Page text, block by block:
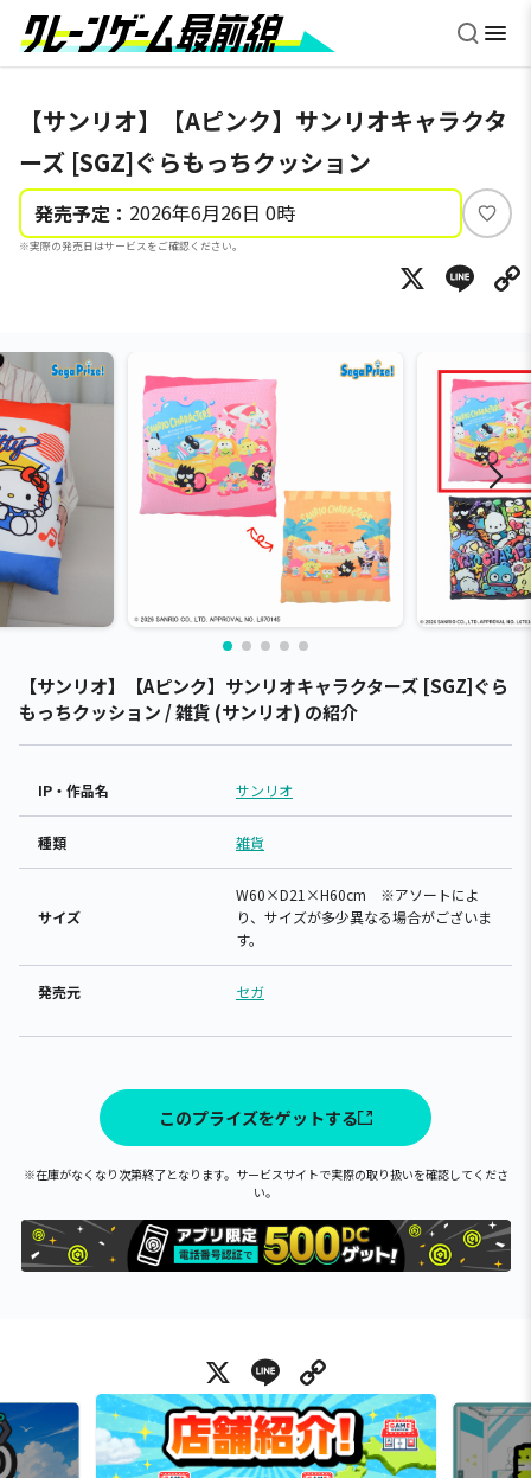
【サンリオ】【Aピンク】サンリオキャラクタ
ーズ [SGZ]ぐらもっちクッション
発売予定： 2026年6月26日 0時
※実際の発売日はサービスをご確認ください。
い
ね
X
【サンリオ】【Aピンク】サンリオキャラクターズ [SGZ]ぐら
もっちクッション / 雑貨 (サンリオ) の紹介
IP・作品名 サンリオ
種類 雑貨
サイズ
W60×D21×H60cm ※アソートによ
り、サイズが多少異なる場合がございま
す。
発売元 セガ
このプライズをゲットする
※在庫がなくなり次第終了となります。サービスサイトで実際の取り扱いを確認してくださ
い。
X Line